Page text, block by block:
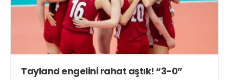
Tayland engelini rahat aştık! “3-0”